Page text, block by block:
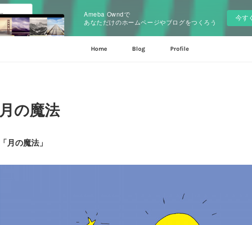
Ameba Owndで
あなただけのホームページやブログをつくろう
今す
Home Blog Profile
月の魔法
「月の魔法」